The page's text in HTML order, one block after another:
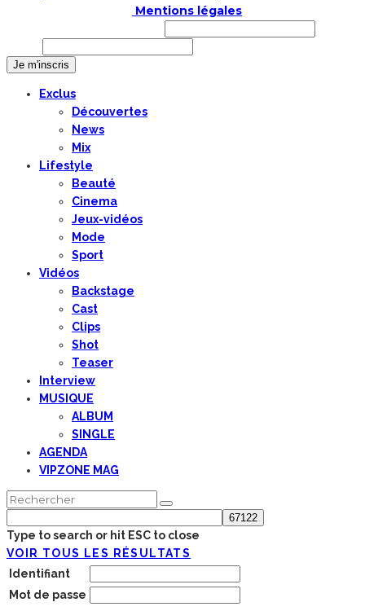
Mentions légales
Exclus
Découvertes
News
Mix
Lifestyle
Beauté
Cinema
Jeux-vidéos
Mode
Sport
Vidéos
Backstage
Cast
Clips
Shot
Teaser
Interview
MUSIQUE
ALBUM
SINGLE
AGENDA
VIPZONE MAG
Type to search or hit ESC to close
VOIR TOUS LES RÉSULTATS
Identifiant
Mot de passe